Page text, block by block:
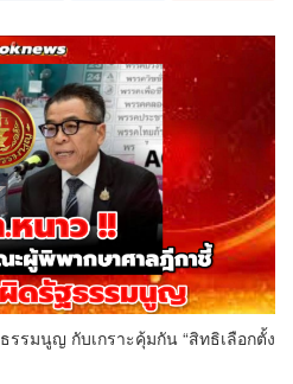
รรมนูญ กับเกราะคุ้มกัน “สิทธิเลือกตั้ง